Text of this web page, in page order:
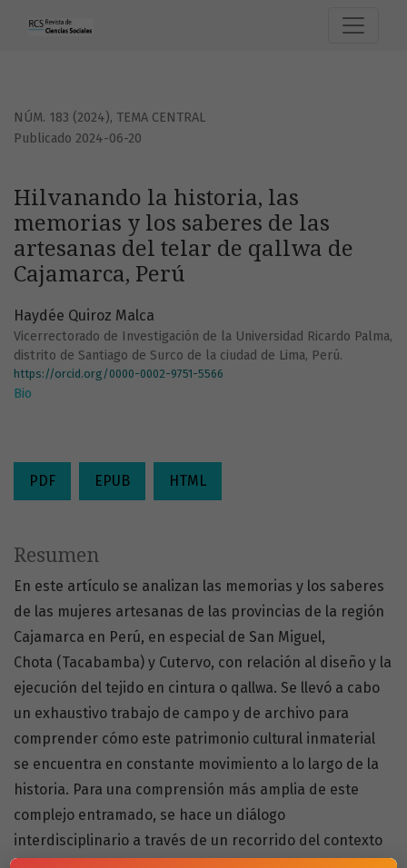
NÚM. 183 (2024), TEMA CENTRAL
Hilvanando la historia, las
memorias y los saberes de las
artesanas del telar de qallwa de
Cajamarca, Perú
Publicado 2024-06-20
Haydée Quiroz Malca
Vicerrectorado de Investigación de la Universidad Ricardo Palma,
distrito de Santiago de Surco de la ciudad de Lima, Perú.
https://orcid.org/0000-0002-9751-5566
Bio
PDF EPUB HTML
Resumen
En este artículo se analizan las memorias y los saberes
de las mujeres artesanas de las provincias de la región
Cajamarca en Perú, en especial de San Miguel,
Chota (Tacabamba) y Cutervo, con relación al diseño y la
ejecución del tejido en cintura o qallwa. Se llevó a cabo
un exhaustivo trabajo de campo y de archivo para
comprender cómo este patrimonio cultural inmaterial
se encuentra en constante movimiento a lo largo de la
historia. Para una comprensión más amplia de este
complejo entramado, se hace un diálogo
interdisciplinario a través de un recorrido del contexto